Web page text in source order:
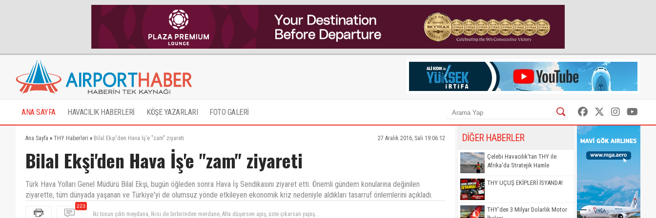
ANA SAYFA HAVACILIK HABERLERİ KÖŞE YAZARLARI FOTO GALERİ
Ana Sayfa » THY Haberleri » Bilal Ekşi'den Hava İş'e "zam" ziyareti 27 Aralık 2016, Salı 19:06:12
Bilal Ekşi'den Hava İş'e "zam" ziyareti
Türk Hava Yolları Genel Müdürü Bilal Ekşi, bugün öğleden sonra Hava İş Sendikasını ziyaret etti. Önemli gündem konularına değinilen
ziyarette, tüm dünyada yaşanan ve Türkiye'yi de olumsuz yönde etkileyen ekonomik kriz nedeniyle aldıkları tasarruf önlemlerini açıkladı.
223
Kabin amirine 12 bin,iki kelime ingilizce bilmeyen yeni memuya 4 bin verirken düşünseydiniz.
DİĞER HABERLER
Çelebi Havacılık'tan THY ile
Afrika'da Stratejik Hamle
THY UÇUŞ EKİPLERİ İSYANDA!
THY’den 3 Milyar Dolarlık Motor